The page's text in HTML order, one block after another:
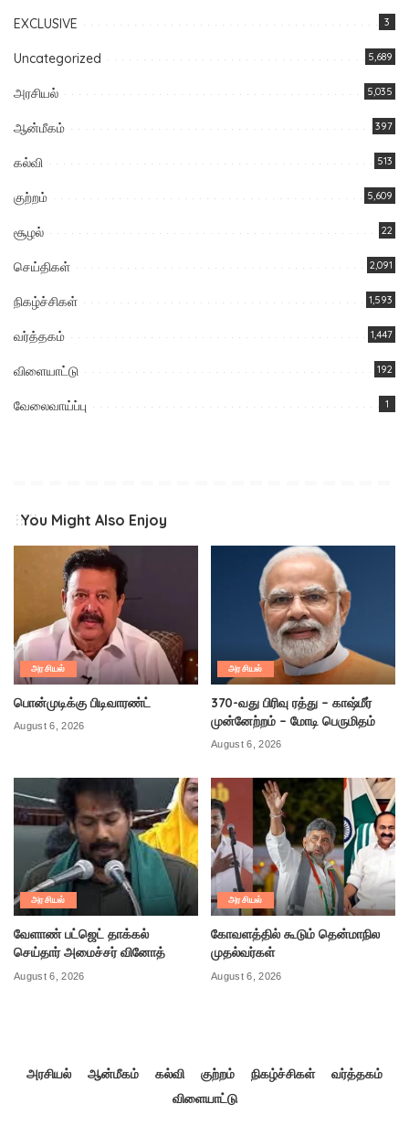
EXCLUSIVE 3
Uncategorized 5,689
அரசியல் 5,035
ஆன்மீகம் 397
கல்வி 513
குற்றம் 5,609
சூழல் 22
செய்திகள் 2,091
நிகழ்ச்சிகள் 1,593
வர்த்தகம் 1,447
விளையாட்டு 192
வேலைவாய்ப்பு 1
You Might Also Enjoy
அரசியல்
பொன்முடிக்கு பிடிவாரண்ட்
August 6, 2026
அரசியல்
370-வது பிரிவு ரத்து – காஷ்மீர்
முன்னேற்றம் – மோடி பெருமிதம்
August 6, 2026
அரசியல்
வேளாண் பட்ஜெட் தாக்கல்
செய்தார் அமைச்சர் வினோத்
August 6, 2026
அரசியல்
கோவளத்தில் கூடும் தென்மாநில
முதல்வர்கள்
August 6, 2026
அரசியல் ஆன்மீகம் கல்வி குற்றம் நிகழ்ச்சிகள்
வர்த்தகம்
விளையாட்டு